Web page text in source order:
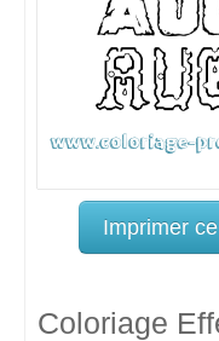
Imprimer
Coloriage